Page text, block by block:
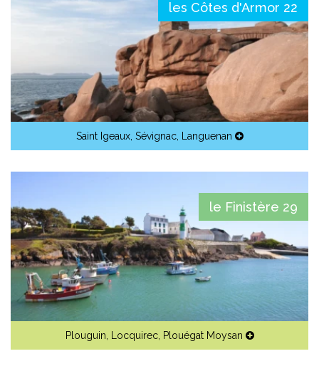
les Côtes d'Armor 22
Saint Igeaux, Sévignac, Languenan
le Finistère 29
Plouguin, Locquirec, Plouégat Moysan